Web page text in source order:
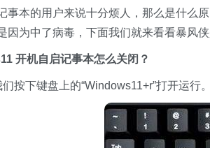
事本的用户来说十分烦人，那么是什么
因为中了病毒，下面我们就来看看暴风侠
机自启记事本怎么关闭？
下键盘上的“Windows11+r”打开运行。